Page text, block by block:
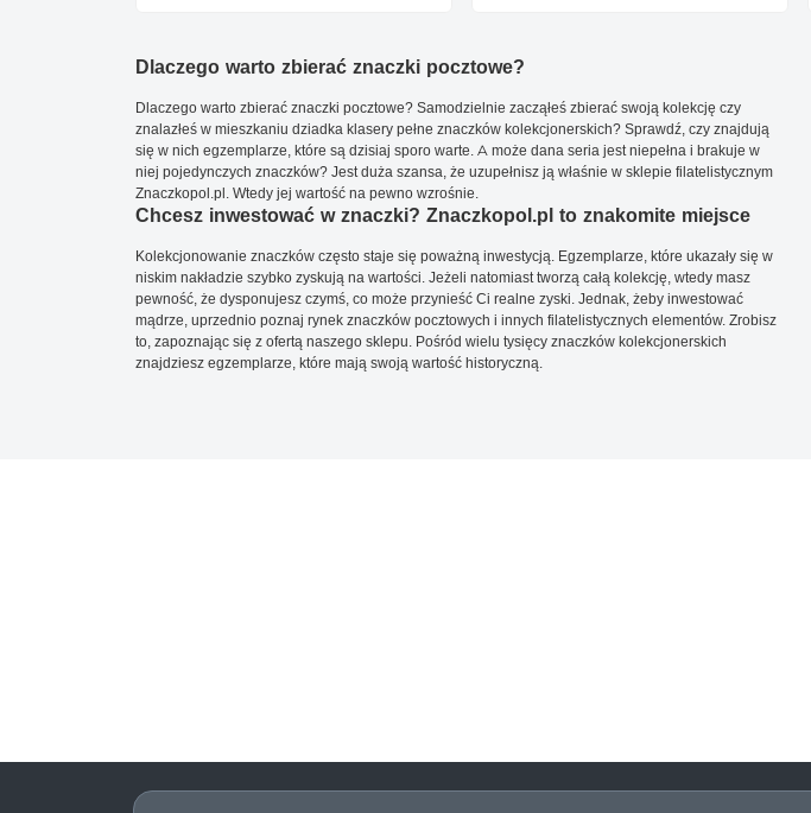
Dlaczego warto zbierać znaczki pocztowe?
Dlaczego warto zbierać znaczki pocztowe? Samodzielnie zacząłeś zbierać swoją kolekcję czy
znalazłeś w mieszkaniu dziadka klasery pełne znaczków kolekcjonerskich? Sprawdź, czy znajdują
się w nich egzemplarze, które są dzisiaj sporo warte. A może dana seria jest niepełna i brakuje w
niej pojedynczych znaczków? Jest duża szansa, że uzupełnisz ją właśnie w sklepie filatelistycznym
Znaczkopol.pl. Wtedy jej wartość na pewno wzrośnie.
Chcesz inwestować w znaczki? Znaczkopol.pl to znakomite miejsce
Kolekcjonowanie znaczków często staje się poważną inwestycją. Egzemplarze, które ukazały się w
niskim nakładzie szybko zyskują na wartości. Jeżeli natomiast tworzą całą kolekcję, wtedy masz
pewność, że dysponujesz czymś, co może przynieść Ci realne zyski. Jednak, żeby inwestować
mądrze, uprzednio poznaj rynek znaczków pocztowych i innych filatelistycznych elementów. Zrobisz
to, zapoznając się z ofertą naszego sklepu. Pośród wielu tysięcy znaczków kolekcjonerskich
znajdziesz egzemplarze, które mają swoją wartość historyczną.